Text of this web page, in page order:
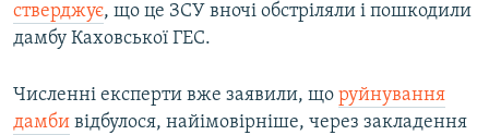
стверджує, що це ЗСУ вночі обстріляли і пошкодили
дамбу Каховської ГЕС.
Численні експерти вже заявили, що руйнування
дамби відбулося, найімовірніше, через закладення